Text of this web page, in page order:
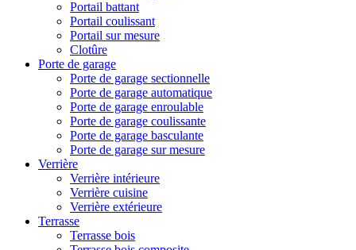
Portail battant
Portail coulissant
Portail sur mesure
Clotûre
Porte de garage
Porte de garage sectionnelle
Porte de garage automatique
Porte de garage enroulable
Porte de garage coulissante
Porte de garage basculante
Porte de garage sur mesure
Verrière
Verrière intérieure
Verrière cuisine
Verrière extérieure
Terrasse
Terrasse bois